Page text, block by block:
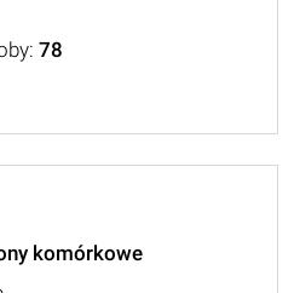
78
komórkowe